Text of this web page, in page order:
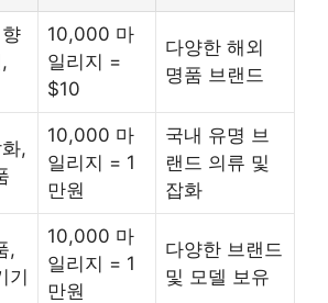
10,000 마
일리지 =
$10
다양한 해외
명품 브랜드
,
10,000 마
일리지 = 1
만원
국내 유명 브
랜드 의류 및
잡화
,
기
10,000 마
일리지 = 1
만원
다양한 브랜드
및 모델 보유